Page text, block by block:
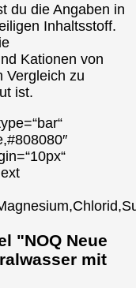
du die Angaben in
Inhaltsstoff.
Kationen von
Vergleich zu
ist.
"NOQ Neue
mit